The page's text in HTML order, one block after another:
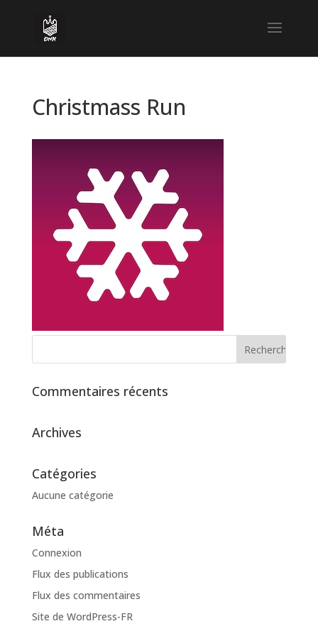
Christmass Run
Commentaires récents
Archives
Catégories
Aucune catégorie
Méta
Connexion
Flux des publications
Flux des commentaires
Site de WordPress-FR